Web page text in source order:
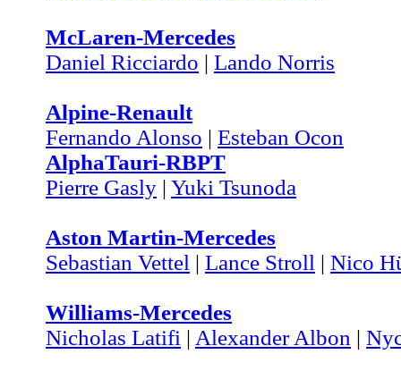
McLaren-Mercedes
Daniel Ricciardo | Lando Norris
Alpine-Renault
Fernando Alonso | Esteban Ocon
AlphaTauri-RBPT
Pierre Gasly | Yuki Tsunoda
Aston Martin-Mercedes
Sebastian Vettel | Lance Stroll | Nico
Williams-Mercedes
Nicholas Latifi | Alexander Albon |